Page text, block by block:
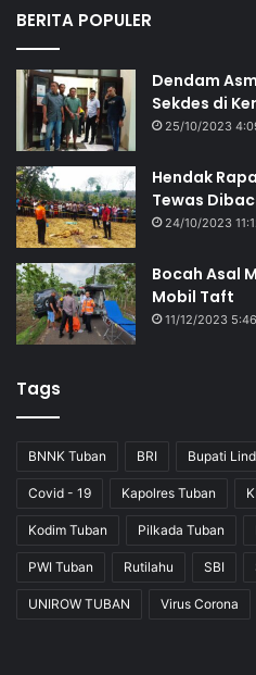
BERITA POPULER
Dendam
Sekdes di
25/10/2023
Hendak
Tewas
24/10/2023
Bocah Asal
Mobil Taft
11/12/2023
Tags
BNNK Tuban BRI Bupati
Covid - 19 Kapolres Tuban
Kodim Tuban Pilkada Tuban
PWI Tuban Rutilahu SBI
UNIROW TUBAN Virus Corona